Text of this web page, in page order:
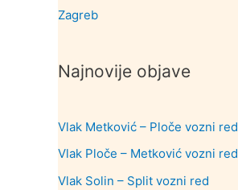
Zagreb
Najnovije objave
Vlak Metković – Ploče vozni red
Vlak Ploče – Metković vozni red
Vlak Solin – Split vozni red